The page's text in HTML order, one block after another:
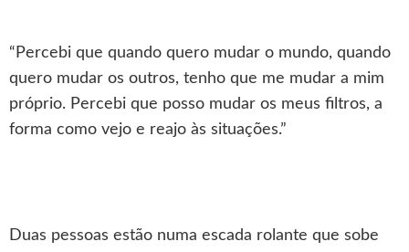
“Percebi que quando quero mudar o mundo, quando
quero mudar os outros, tenho que me mudar a mim
próprio. Percebi que posso mudar os meus filtros, a
forma como vejo e reajo às situações.”
Duas pessoas estão numa escada rolante que sobe